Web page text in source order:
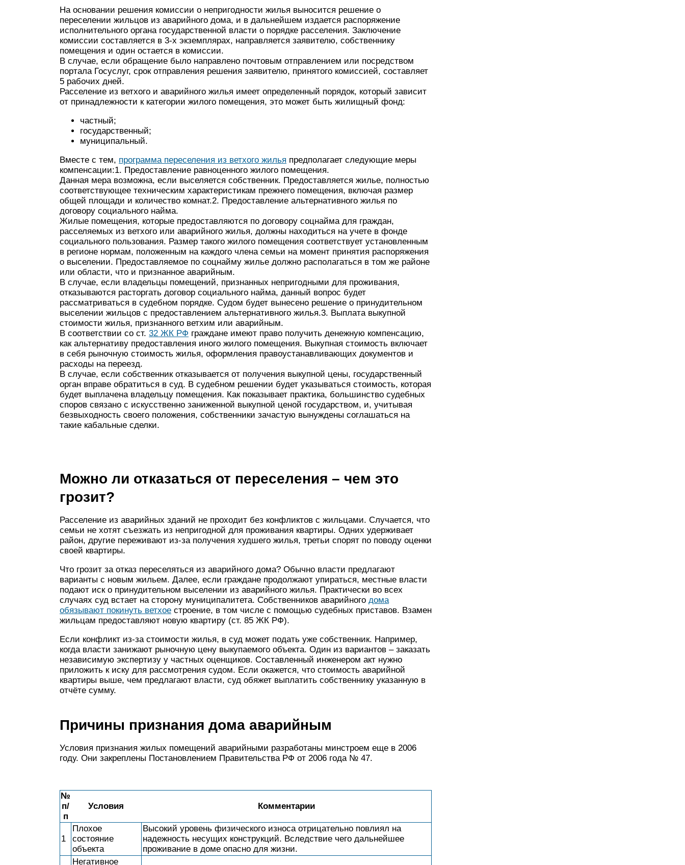
На основании решения комиссии о непригодности жилья выносится решение о
переселении жильцов из аварийного дома, и в дальнейшем издается распоряжение
исполнительного органа государственной власти о порядке расселения. Заключение
комиссии составляется в 3-х экземплярах, направляется заявителю, собственнику
помещения и один остается в комиссии.
В случае, если обращение было направлено почтовым отправлением или посредством
портала Госуслуг, срок отправления решения заявителю, принятого комиссией, составляет
5 рабочих дней.
Расселение из ветхого и аварийного жилья имеет определенный порядок, который зависит
от принадлежности к категории жилого помещения, это может быть жилищный фонд:
частный;
государственный;
муниципальный.
Вместе с тем, программа переселения из ветхого жилья предполагает следующие меры
компенсации:1. Предоставление равноценного жилого помещения.
Данная мера возможна, если выселяется собственник. Предоставляется жилье, полностью
соответствующее техническим характеристикам прежнего помещения, включая размер
общей площади и количество комнат.2. Предоставление альтернативного жилья по
договору социального найма.
Жилые помещения, которые предоставляются по договору соцнайма для граждан,
расселяемых из ветхого или аварийного жилья, должны находиться на учете в фонде
социального пользования. Размер такого жилого помещения соответствует установленным
в регионе нормам, положенным на каждого члена семьи на момент принятия распоряжения
о выселении. Предоставляемое по соцнайму жилье должно располагаться в том же районе
или области, что и признанное аварийным.
В случае, если владельцы помещений, признанных непригодными для проживания,
отказываются расторгать договор социального найма, данный вопрос будет
рассматриваться в судебном порядке. Судом будет вынесено решение о принудительном
выселении жильцов с предоставлением альтернативного жилья.3. Выплата выкупной
стоимости жилья, признанного ветхим или аварийным.
В соответствии со ст. 32 ЖК РФ граждане имеют право получить денежную компенсацию,
как альтернативу предоставления иного жилого помещения. Выкупная стоимость включает
в себя рыночную стоимость жилья, оформления правоустанавливающих документов и
расходы на переезд.
В случае, если собственник отказывается от получения выкупной цены, государственный
орган вправе обратиться в суд. В судебном решении будет указываться стоимость, которая
будет выплачена владельцу помещения. Как показывает практика, большинство судебных
споров связано с искусственно заниженной выкупной ценой государством, и, учитывая
безвыходность своего положения, собственники зачастую вынуждены соглашаться на
такие кабальные сделки.
Можно ли отказаться от переселения – чем это
грозит?
Расселение из аварийных зданий не проходит без конфликтов с жильцами. Случается, что
семьи не хотят съезжать из непригодной для проживания квартиры. Одних удерживает
район, другие переживают из-за получения худшего жилья, третьи спорят по поводу оценки
своей квартиры.
Что грозит за отказ переселяться из аварийного дома? Обычно власти предлагают
варианты с новым жильем. Далее, если граждане продолжают упираться, местные власти
подают иск о принудительном выселении из аварийного жилья. Практически во всех
случаях суд встает на сторону муниципалитета. Собственников аварийного дома
обязывают покинуть ветхое строение, в том числе с помощью судебных приставов. Взамен
жильцам предоставляют новую квартиру (ст. 85 ЖК РФ).
Если конфликт из-за стоимости жилья, в суд может подать уже собственник. Например,
когда власти занижают рыночную цену выкупаемого объекта. Один из вариантов – заказать
независимую экспертизу у частных оценщиков. Составленный инженером акт нужно
приложить к иску для рассмотрения судом. Если окажется, что стоимость аварийной
квартиры выше, чем предлагают власти, суд обяжет выплатить собственнику указанную в
отчёте сумму.
Причины признания дома аварийным
Условия признания жилых помещений аварийными разработаны минстроем еще в 2006
году. Они закреплены Постановлением Правительства РФ от 2006 года № 47.
№
п/
п
Условия Комментарии
1
Плохое
состояние
объекта
Высокий уровень физического износа отрицательно повлиял на
надежность несущих конструкций. Вследствие чего дальнейшее
проживание в доме опасно для жизни.
Негативное